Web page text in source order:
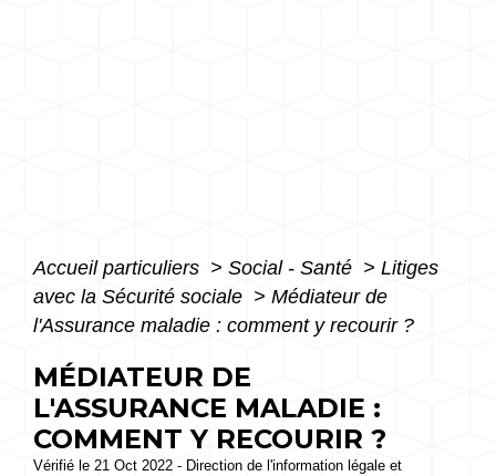
Accueil particuliers > Social - Santé > Litiges
avec la Sécurité sociale > Médiateur de
l'Assurance maladie : comment y recourir ?
MÉDIATEUR DE
L'ASSURANCE MALADIE :
COMMENT Y RECOURIR ?
Vérifié le 21 Oct 2022 - Direction de l'information légale et